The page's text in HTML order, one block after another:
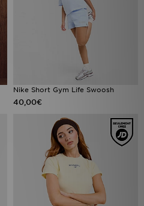
Nike Short Gym Life Swoosh
40,00€